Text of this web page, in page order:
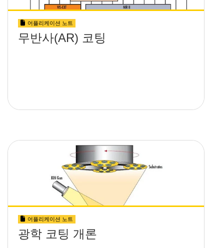
어플리케이션 노트
무반사(AR) 코팅
어플리케이션 노트
광학 코팅 개론